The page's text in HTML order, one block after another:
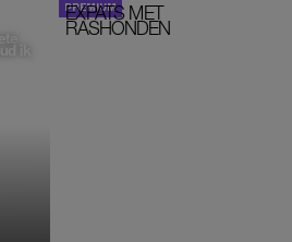
ik
EXPATS MET
RASHONDEN